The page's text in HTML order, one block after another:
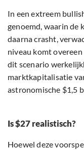
In een extreem
genoemd, waarin de
daarna crasht,
niveau komt
dit scenario
marktkapitalisatie
astronomische $1,5
Is $27 realistisch?
Hoewel deze